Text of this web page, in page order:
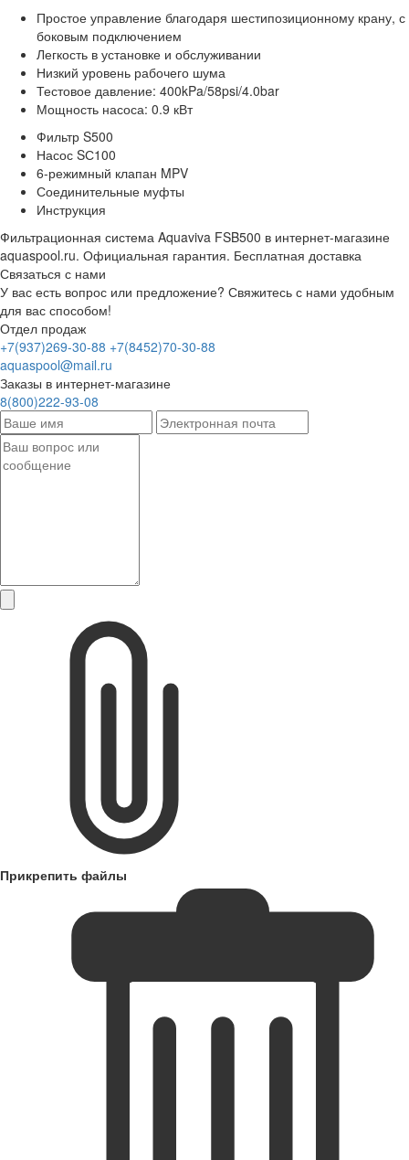
Простое управление благодаря шестипозиционному крану, с
боковым подключением
Легкость в установке и обслуживании
Низкий уровень рабочего шума
Тестовое давление: 400kPa/58psi/4.0bar
Мощность насоса: 0.9 кВт
Фильтр S500
Насос SС100
6-режимный клапан MPV
Соединительные муфты
Инструкция
Фильтрационная система Aquaviva FSB500 в интернет-магазине
aquaspool.ru. Официальная гарантия. Бесплатная доставка
Связаться с нами
У вас есть вопрос или предложение? Свяжитесь с нами удобным
для вас способом!
Отдел продаж
+7(937)269-30-88 +7(8452)70-30-88
aquaspool@mail.ru
Заказы в интернет-магазине
8(800)222-93-08
Прикрепить файлы